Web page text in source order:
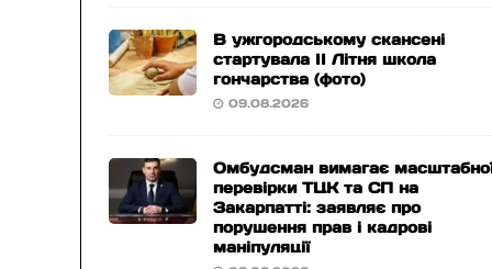
В ужгородському скансені
стартувала ІІ Літня школа
гончарства (фото)
09.08.2026
Омбудсман вимагає
перевірки ТЦК та СП на
Закарпатті: заявляє про
порушення прав і кадрові
маніпуляції